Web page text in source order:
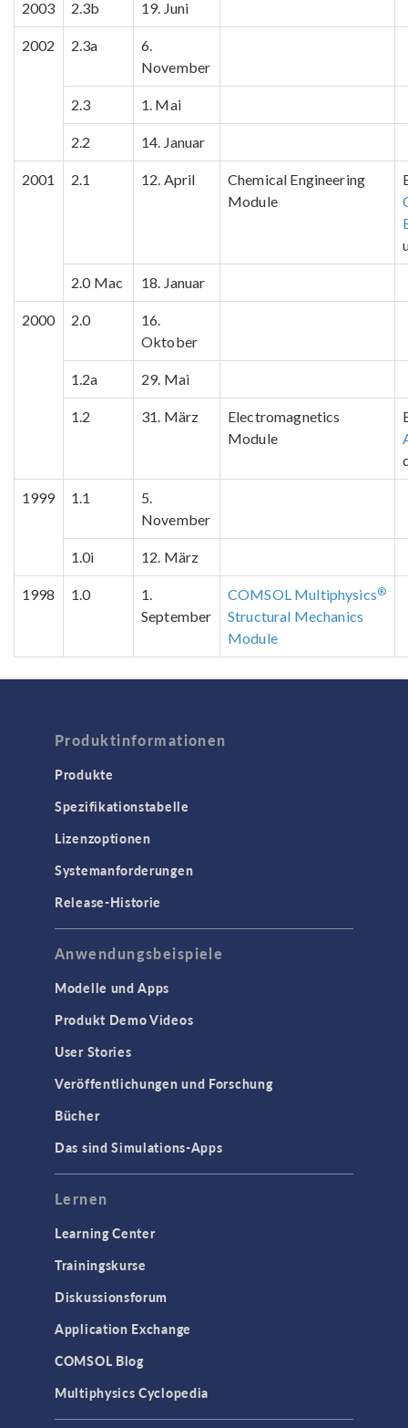
2003 2.3b 19. Juni
2002 2.3a
6.
November
2.3 1. Mai
2.2 14. Januar
2001 2.1 12. April
Chemical Engineering
Module
2.0 Mac 18. Januar
2000 2.0
16.
Oktober
1.2a 29. Mai
1.2 31. März
Electromagnetics
Module
1999 1.1
5.
November
1.0i 12. März
1998 1.0
1.
September
COMSOL Multiphysics®
Structural Mechanics
Module
Produktinformationen
Produkte
Spezifikationstabelle
Lizenzoptionen
Systemanforderungen
Release-Historie
Anwendungsbeispiele
Modelle und Apps
Produkt Demo Videos
User Stories
Veröffentlichungen und Forschung
Bücher
Das sind Simulations-Apps
Lernen
Learning Center
Trainingskurse
Diskussionsforum
Application Exchange
COMSOL Blog
Multiphysics Cyclopedia